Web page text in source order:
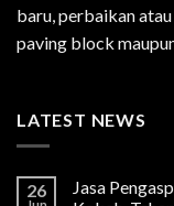
baru, perbaikan
paving block
LATEST NEWS
26
Jasa